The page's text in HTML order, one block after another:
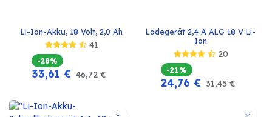
Li-Ion-Akku, 18 Volt, 2,0 Ah
41
-28%
33,61 € 46,72€
Ladegerät 2,4 A ALG 18 V Li-
Ion
20
-21%
24,76 € 31,45€